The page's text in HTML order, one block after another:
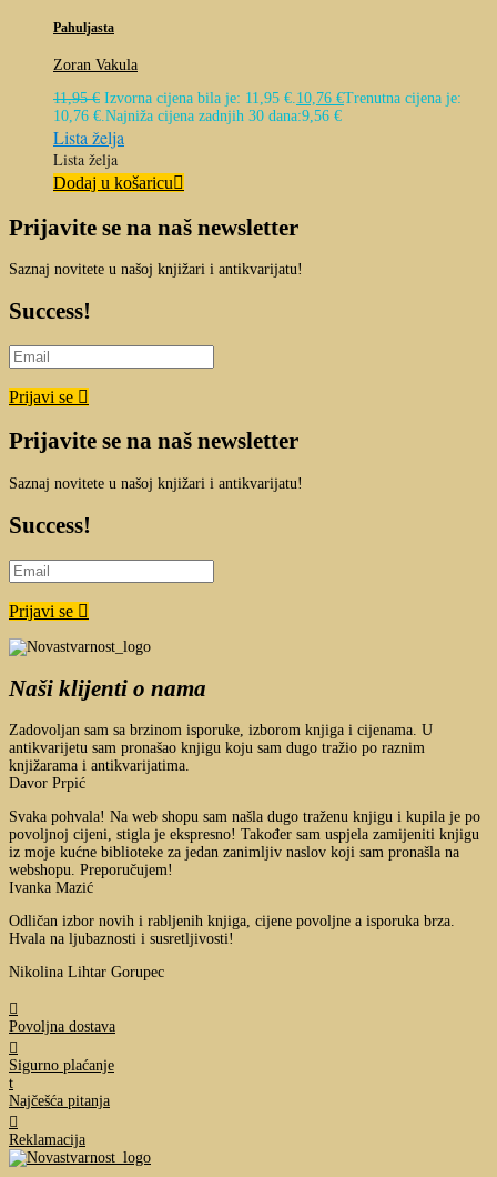
Pahuljasta
Zoran Vakula
11,95€ Izvorna cijena bila je: 11,95 €.10,76 €Trenutna cijena je:
10,76 €.Najniža cijena zadnjih 30 dana:9,56 €
Lista želja
Lista želja
Dodaj u košaricu
Prijavite se na naš newsletter
Saznaj novitete u našoj knjižari i antikvarijatu!
Success!
Prijavi se
Prijavite se na naš newsletter
Saznaj novitete u našoj knjižari i antikvarijatu!
Success!
Prijavi se
Naši klijenti o nama
Zadovoljan sam sa brzinom isporuke, izborom knjiga i cijenama. U
antikvarijetu sam pronašao knjigu koju sam dugo tražio po raznim
knjižarama i antikvarijatima.
Davor Prpić
Svaka pohvala! Na web shopu sam našla dugo traženu knjigu i kupila je po
povoljnoj cijeni, stigla je ekspresno! Također sam uspjela zamijeniti knjigu
iz moje kućne biblioteke za jedan zanimljiv naslov koji sam pronašla na
webshopu. Preporučujem!
Ivanka Mazić
Odličan izbor novih i rabljenih knjiga, cijene povoljne a isporuka brza.
Hvala na ljubaznosti i susretljivosti!
Nikolina Lihtar Gorupec

Povoljna dostava

Sigurno plaćanje
t
Najčešća pitanja

Reklamacija